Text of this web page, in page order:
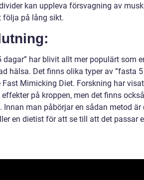
kan uppleva försvagning av
följa på lång sikt.
dagar” har blivit allt mer populärt som
hälsa. Det finns olika typer av ”fasta
Fast Mimicking Diet. Forskning har
på kroppen, men det finns
Innan man påbörjar en sådan metod
en dietist för att se till att det passar